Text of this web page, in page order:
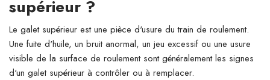
supérieur ?
Le galet supérieur est une pièce d'usure du train de roulement.
Une fuite d'huile, un bruit anormal, un jeu excessif ou une usure
visible de la surface de roulement sont généralement les signes
d'un galet supérieur à contrôler ou à remplacer.